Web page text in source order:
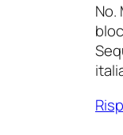
No.